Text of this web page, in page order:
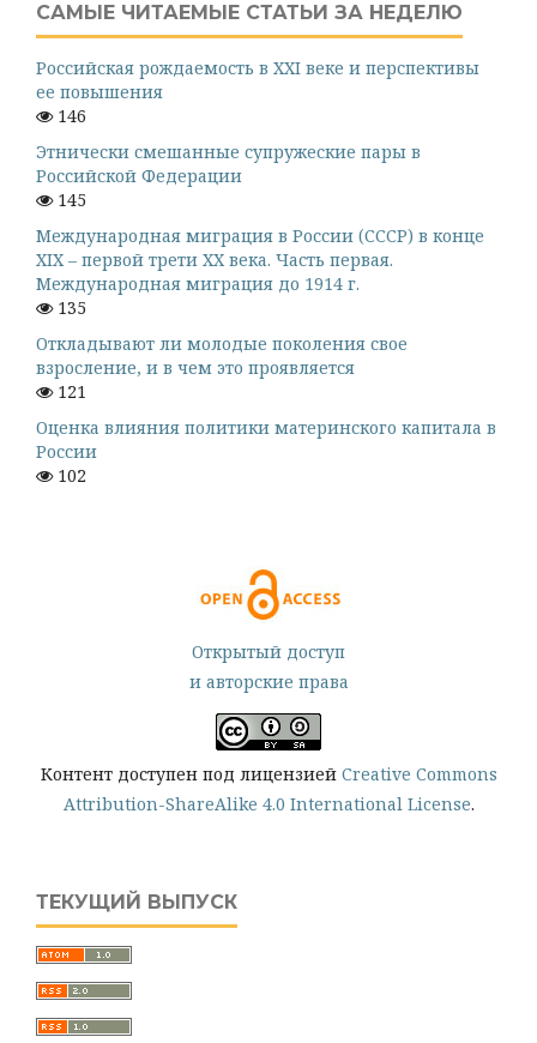
САМЫЕ ЧИТАЕМЫЕ СТАТЬИ ЗА НЕДЕЛЮ
Российская рождаемость в XXI веке и перспективы
ее повышения
146
Этнически смешанные супружеские пары в
Российской Федерации
145
Международная миграция в России (СССР) в конце
XIX – первой трети XX века. Часть первая.
Международная миграция до 1914 г.
135
Откладывают ли молодые поколения свое
взросление, и в чем это проявляется
121
Оценка влияния политики материнского капитала в
России
102
Открытый доступ
и авторские права
Контент доступен под лицензией Creative Commons
Attribution-ShareAlike 4.0 International License.
ТЕКУЩИЙ ВЫПУСК